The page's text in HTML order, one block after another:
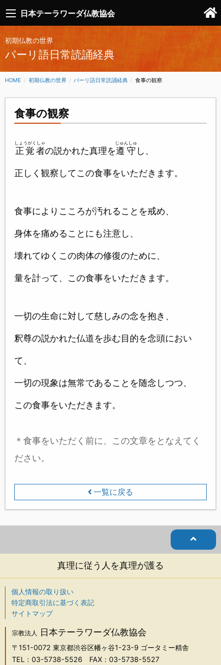
日本テーラワーダ仏教協会
初期仏教の世界
パーリ語日常読誦経典
HOME 初期仏教の世界 パーリ語日常読誦経典 CURRENT:
食事の観察
食事の観察
正覚者
しょうがくしゃ
の説かれた真理を遵守
じゅんしゅ
し、
正しく観察してこの食事をいただきます。
食事によりこころが汚れることを戒め、
身体を痛めることにも注意し、
壊れてゆくこの肉体の修復のために、
量を計って、この食事をいただきます。
一切の生命に対して慈しみの念を抱き、
釈尊の説かれた仏道を歩む目的を念頭におい
て、
一切の現象は無常であることを随念しつつ、
この食事をいただきます。
＊食事をいただく前に、この文章をとなえてく
ださい。
一覧に戻る
真理に従う人を真理が護る
個人情報の取り扱い
特定商取引法に基づく表記
サイトマップ
宗教法人 日本テーラワーダ仏教協会
〒151-0072 東京都渋谷区幡ヶ谷1-23-9 ゴータミー精舎
TEL：03-5738-5526 FAX：03-5738-5527